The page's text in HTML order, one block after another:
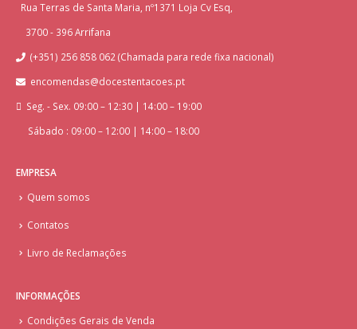
Rua Terras de Santa Maria, nº1371 Loja Cv Esq,
3700 - 396 Arrifana
(+351) 256 858 062 (Chamada para rede fixa nacional)
encomendas@docestentacoes.pt
Seg. - Sex. 09:00 – 12:30 | 14:00 – 19:00
Sábado : 09:00 – 12:00 | 14:00 – 18:00
EMPRESA
Quem somos
Contatos
Livro de Reclamações
INFORMAÇÕES
Condições Gerais de Venda